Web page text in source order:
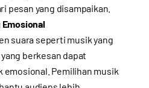
pesan yang disampaikan.
Emosional
suara seperti musik yang
berkesan dapat
emosional. Pemilihan musik